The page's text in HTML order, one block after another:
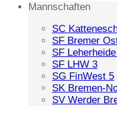
Mannschaften
SC
SF Bremer
SF
SF LHW 3
SG FinWest 5
SK Bremen-
SV Werder